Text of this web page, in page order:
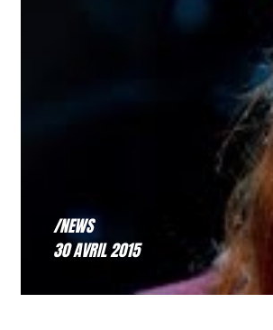
/NEWS
30 AVRIL 2015